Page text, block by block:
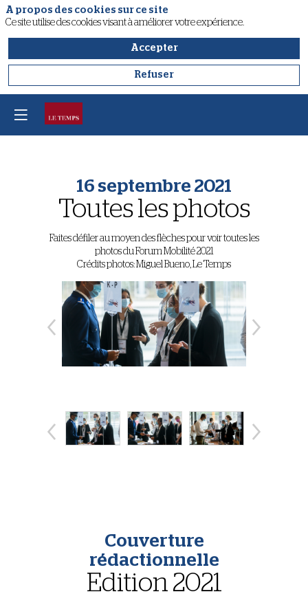
16 septembre 2021
Toutes les photos
Faites défiler au moyen des flèches pour voir toutes les
photos du Forum Mobilité 2021
Crédits photos: Miguel Bueno, Le Temps
Couverture
rédactionnelle
Edition 2021
A propos des cookies sur ce site
Ce site utilise des cookies visant à améliorer votre expérience.
Accepter
Refuser